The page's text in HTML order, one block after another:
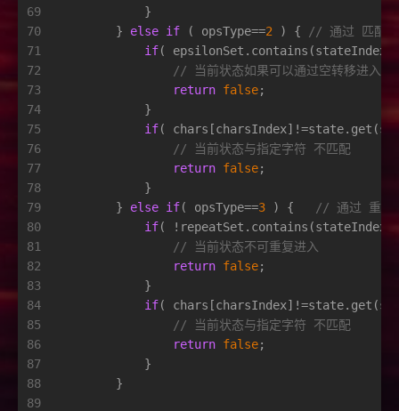
69
70
71
72
73
74
75
76
77
78
79
80
81
82
83
84
85
86
87
88
89
            }
        }
else if ( opsType==2 ) {
// 通过 匹配下
if(
// 当前状态如果可以通过空转移进入，
return false;
            }
if(
// 当前状态与指定字符 不匹配
return false;
            }
        }
else if( opsType==3 ) {
// 通过 重复
if(
// 当前状态不可重复进入
return false;
            }
if(
// 当前状态与指定字符 不匹配
return false;
            }
        }